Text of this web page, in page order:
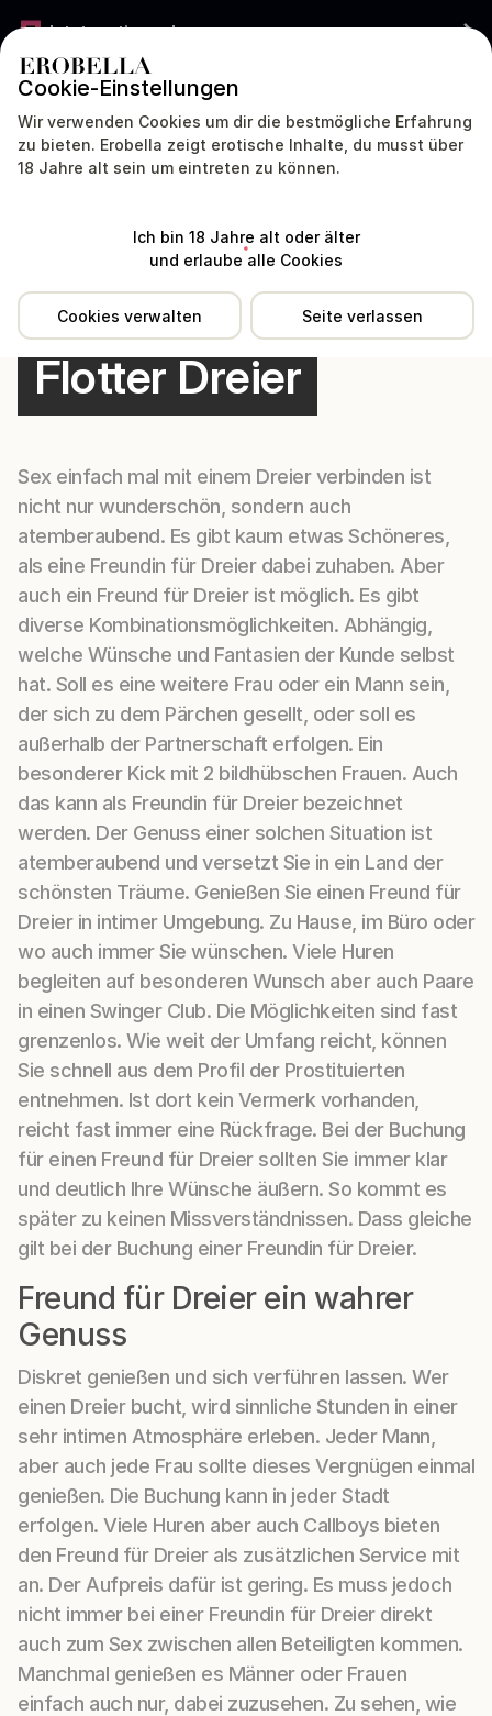
Cookie-Einstellungen
Wir verwenden Cookies um dir die bestmögliche Erfahrung
zu bieten. Erobella zeigt erotische Inhalte, du musst über
18 Jahre alt sein um eintreten zu können.
Ich bin 18 Jahre alt oder älter
und erlaube alle Cookies
Cookies verwalten Seite verlassen
Jetzt gratis werben
DEUTSCHLAND
Wiki
Flotter Dreier
Sex einfach mal mit einem Dreier verbinden ist
nicht nur wunderschön, sondern auch
atemberaubend. Es gibt kaum etwas Schöneres,
als eine Freundin für Dreier dabei zuhaben. Aber
auch ein Freund für Dreier ist möglich. Es gibt
diverse Kombinationsmöglichkeiten. Abhängig,
welche Wünsche und Fantasien der Kunde selbst
hat. Soll es eine weitere Frau oder ein Mann sein,
der sich zu dem Pärchen gesellt, oder soll es
außerhalb der Partnerschaft erfolgen. Ein
besonderer Kick mit 2 bildhübschen Frauen. Auch
das kann als Freundin für Dreier bezeichnet
werden. Der Genuss einer solchen Situation ist
atemberaubend und versetzt Sie in ein Land der
schönsten Träume. Genießen Sie einen Freund für
Dreier in intimer Umgebung. Zu Hause, im Büro oder
wo auch immer Sie wünschen. Viele Huren
begleiten auf besonderen Wunsch aber auch Paare
in einen Swinger Club. Die Möglichkeiten sind fast
grenzenlos. Wie weit der Umfang reicht, können
Sie schnell aus dem Profil der Prostituierten
entnehmen. Ist dort kein Vermerk vorhanden,
reicht fast immer eine Rückfrage. Bei der Buchung
für einen Freund für Dreier sollten Sie immer klar
und deutlich Ihre Wünsche äußern. So kommt es
später zu keinen Missverständnissen. Dass gleiche
gilt bei der Buchung einer Freundin für Dreier.
Freund für Dreier ein wahrer
Genuss
Diskret genießen und sich verführen lassen. Wer
einen Dreier bucht, wird sinnliche Stunden in einer
sehr intimen Atmosphäre erleben. Jeder Mann,
aber auch jede Frau sollte dieses Vergnügen einmal
genießen. Die Buchung kann in jeder Stadt
erfolgen. Viele Huren aber auch Callboys bieten
den Freund für Dreier als zusätzlichen Service mit
an. Der Aufpreis dafür ist gering. Es muss jedoch
nicht immer bei einer Freundin für Dreier direkt
auch zum Sex zwischen allen Beteiligten kommen.
Manchmal genießen es Männer oder Frauen
einfach auch nur, dabei zuzusehen. Zu sehen, wie